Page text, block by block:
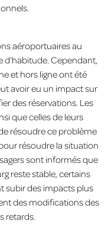
aéroportuaires au
Cependant,
et hors ligne ont été
avoir eu un impact sur
des réservations. Les
que celles de leurs
résoudre ce problème
résoudre la situation
sont informés que
reste stable, certains
subir des impacts plus
des modifications des
retards.